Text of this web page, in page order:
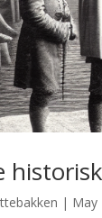
| May